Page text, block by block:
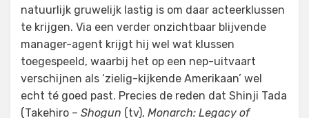
natuurlijk gruwelijk lastig is om daar acteerklussen
te krijgen. Via een verder onzichtbaar blijvende
manager-agent krijgt hij wel wat klussen
toegespeeld, waarbij het op een nep-uitvaart
verschijnen als ‘zielig-kijkende Amerikaan’ wel
echt té goed past. Precies de reden dat Shinji Tada
(Takehiro – Shogun (tv), Monarch: Legacy of